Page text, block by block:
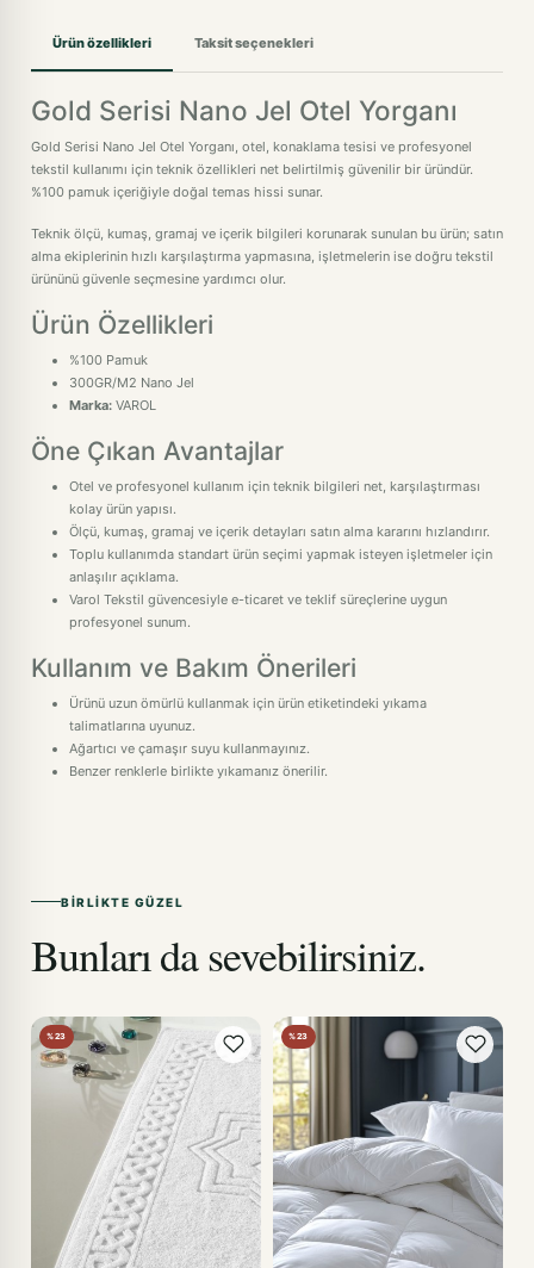
Ürün özellikleri Taksit seçenekleri
Gold Serisi Nano Jel Otel Yorganı
Gold Serisi Nano Jel Otel Yorganı, otel, konaklama tesisi ve profesyonel
tekstil kullanımı için teknik özellikleri net belirtilmiş güvenilir bir üründür.
%100 pamuk içeriğiyle doğal temas hissi sunar.
Teknik ölçü, kumaş, gramaj ve içerik bilgileri korunarak sunulan bu ürün; satın
alma ekiplerinin hızlı karşılaştırma yapmasına, işletmelerin ise doğru tekstil
ürününü güvenle seçmesine yardımcı olur.
Ürün Özellikleri
%100 Pamuk
300GR/M2 Nano Jel
Marka: VAROL
Öne Çıkan Avantajlar
Otel ve profesyonel kullanım için teknik bilgileri net, karşılaştırması
kolay ürün yapısı.
Ölçü, kumaş, gramaj ve içerik detayları satın alma kararını hızlandırır.
Toplu kullanımda standart ürün seçimi yapmak isteyen işletmeler için
anlaşılır açıklama.
Varol Tekstil güvencesiyle e-ticaret ve teklif süreçlerine uygun
profesyonel sunum.
Kullanım ve Bakım Önerileri
Ürünü uzun ömürlü kullanmak için ürün etiketindeki yıkama
talimatlarına uyunuz.
Ağartıcı ve çamaşır suyu kullanmayınız.
Benzer renklerle birlikte yıkamanız önerilir.
BIRLIKTE GÜZEL
Bunları da sevebilirsiniz.
%23 %23